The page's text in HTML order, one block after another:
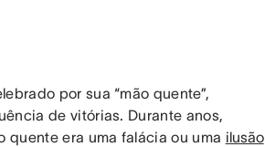
por sua “mão quente”,
de vitórias. Durante anos,
quente era uma falácia ou uma ilusão